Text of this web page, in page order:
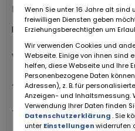
Provider type
RUOTE DA SOGNO S.R.L
Via Daniele da Torricella, 29
42122 Reggio Emilia
+39 0522 268511
Wenn Sie unter 16 Jahre alt sind
freiwilligen Diensten geben
Erziehungsberechtigten um
Wir verwenden Cookies und
Webseite. Einige von ihnen sind
helfen, diese Webseite und Ihre
Personenbezogene Daten
Adressen), z. B. für
Anzeigen- und Inhaltsmessung.
Verwendung Ihrer Daten finden
Datenschutzerklärung. Sie
unter Einstellungenwiderrufen